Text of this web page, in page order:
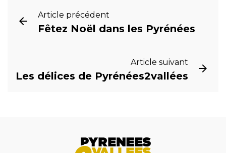
Article précédent
Fêtez Noël dans les Pyrénées
Article suivant
Les délices de Pyrénées2vallées